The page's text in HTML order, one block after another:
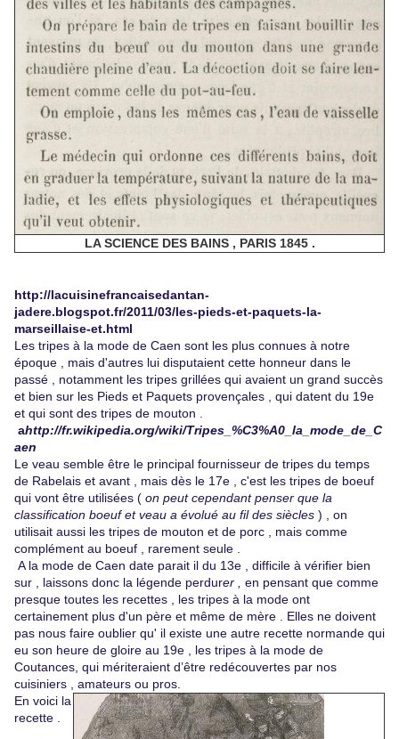
LA SCIENCE DES BAINS , PARIS 1845 .
http://lacuisinefrancaisedantan-
jadere.blogspot.fr/2011/03/les-pieds-et-paquets-la-
marseillaise-et.html
Les tripes à la mode de Caen sont les plus connues à notre
époque , mais d'autres lui disputaient cette honneur dans le
passé , notamment les tripes grillées qui avaient un grand succès
et bien sur les Pieds et Paquets provençales , qui datent du 19e
et qui sont des tripes de mouton .
ahttp://fr.wikipedia.org/wiki/Tripes_%C3%A0_la_mode_de_C
aen
Le veau semble être le principal fournisseur de tripes du temps
de Rabelais et avant , mais dès le 17e , c'est les tripes de boeuf
qui vont être utilisées ( on peut cependant penser que la
classification boeuf et veau a évolué au fil des siècles ) , on
utilisait aussi les tripes de mouton et de porc , mais comme
complément au boeuf , rarement seule .
A la mode de Caen date parait il du 13e , difficile à vérifier bien
sur , laissons donc la légende perdurer , en pensant que comme
presque toutes les recettes , les tripes à la mode ont
certainement plus d'un père et même de mère . Elles ne doivent
pas nous faire oublier qu' il existe une autre recette normande qui
eu son heure de gloire au 19e , les tripes à la mode de
Coutances, qui mériteraient d’être redécouvertes par nos
cuisiniers , amateurs ou pros.
En voici la
recette .